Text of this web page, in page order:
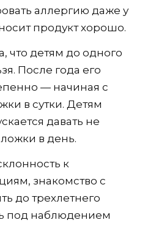
аллергию даже у
продукт хорошо.
что детям до одного
После года его
— начиная с
в сутки. Детям
давать не
в день.
к
знакомство с
до трехлетнего
под наблюдением